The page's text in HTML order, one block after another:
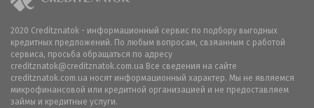
2020 Creditznatok - информационный сервис по подбору выгодных
кредитных предложений. По любым вопросам, свзяанным с работой
сервиса, просьба обращаться по адресу
creditznatok@creditznatok.com.ua Все сведения на сайте
creditznatok.com.ua носят информационный характер. Мы не являемся
микрофинансовой или кредитной организацией и не предоставляем
займы и кредитные услуги.